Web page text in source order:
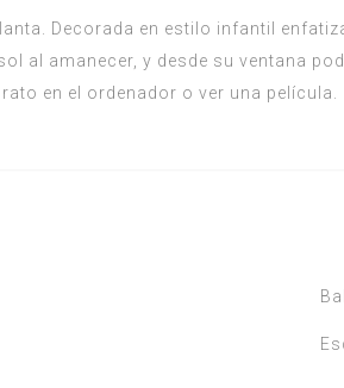
Decorada en estilo infantil
al amanecer, y desde su ventana
en el ordenador o ver una película.